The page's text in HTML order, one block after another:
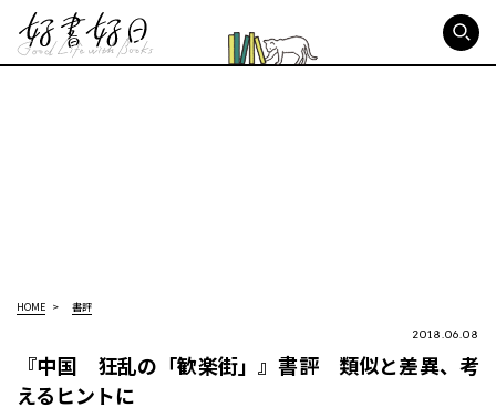
HOME 書評
2018.06.08
『中国 狂乱の「歓楽街」』書評 類似と差異、考
えるヒントに